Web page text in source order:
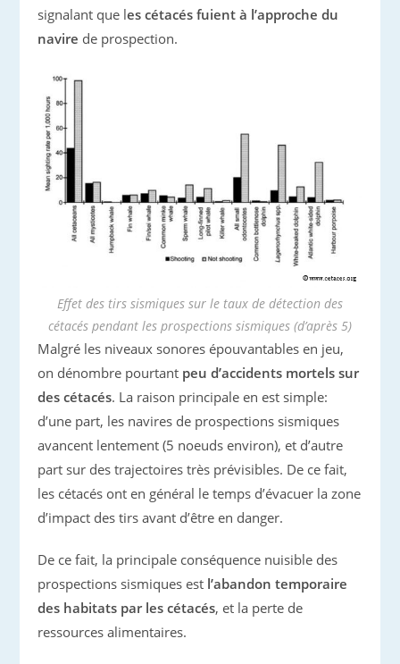
signalant que les cétacés fuient à l’approche du
navire de prospection.
Effet des tirs sismiques sur le taux de détection des
cétacés pendant les prospections sismiques (d’après 5)
Malgré les niveaux sonores épouvantables en jeu,
on dénombre pourtant peu d’accidents mortels sur
des cétacés. La raison principale en est simple:
d’une part, les navires de prospections sismiques
avancent lentement (5 noeuds environ), et d’autre
part sur des trajectoires très prévisibles. De ce fait,
les cétacés ont en général le temps d’évacuer la zone
d’impact des tirs avant d’être en danger.
De ce fait, la principale conséquence nuisible des
prospections sismiques est l’abandon temporaire
des habitats par les cétacés, et la perte de
ressources alimentaires.